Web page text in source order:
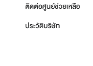
ติดต่อศูนย์ช่วยเหลือ
ประวัติบริษัท